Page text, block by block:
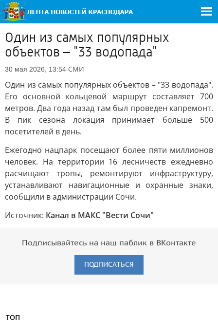
Один из самых популярных
объектов – "33 водопада"
30 мая 2026, 13:54 СМИ
Один из самых популярных объектов – "33 водопада".
Его основной кольцевой маршрут составляет 700
метров. Два года назад там был проведен капремонт.
В пик сезона локация принимает больше 500
посетителей в день.
Ежегодно нацпарк посещают более пяти миллионов
человек. На территории 16 лесничеств ежедневно
расчищают тропы, ремонтируют инфраструктуру,
устанавливают навигационные и охранные знаки,
сообщили в администрации Сочи.
Источник: Канал в МАКС "Вести Сочи"
Подписывайтесь на наш паблик в ВКонтакте
ПОДПИСАТЬСЯ
ТОП